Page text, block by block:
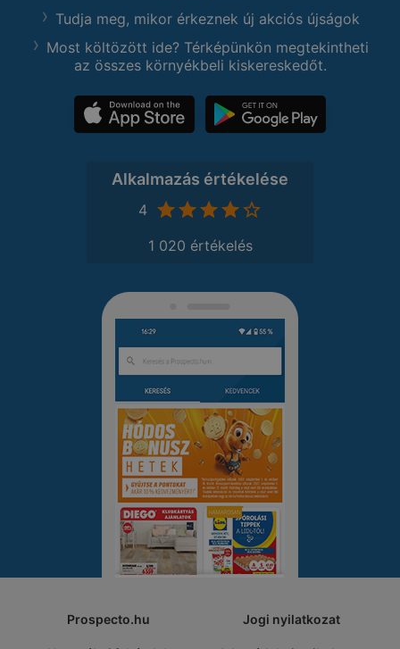
Tudja meg, mikor érkeznek új akciós újságok
Most költözött ide? Térképünkön megtekintheti
az összes környékbeli kiskereskedőt.
Alkalmazás értékelése
4
1 020 értékelés
Prospecto.hu Jogi nyilatkozat